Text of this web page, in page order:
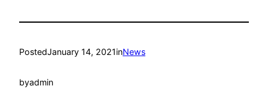
PostedJanuary 14, 2021inNews
byadmin